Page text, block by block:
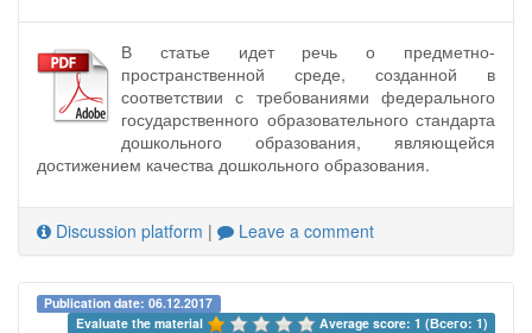
В статье идет речь о предметно-
пространственной среде, созданной в
соответствии с требованиями федерального
государственного образовательного стандарта
дошкольного образования, являющейся
достижением качества дошкольного образования.
Discussion platform | Leave a comment
Publication date: 06.12.2017
Evaluate the material
Average score: 1 (Всего: 1)